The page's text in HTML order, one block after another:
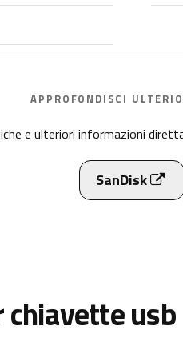
APPROFONDISCI
e ulteriori informazioni
SanDisk
chiavette usb